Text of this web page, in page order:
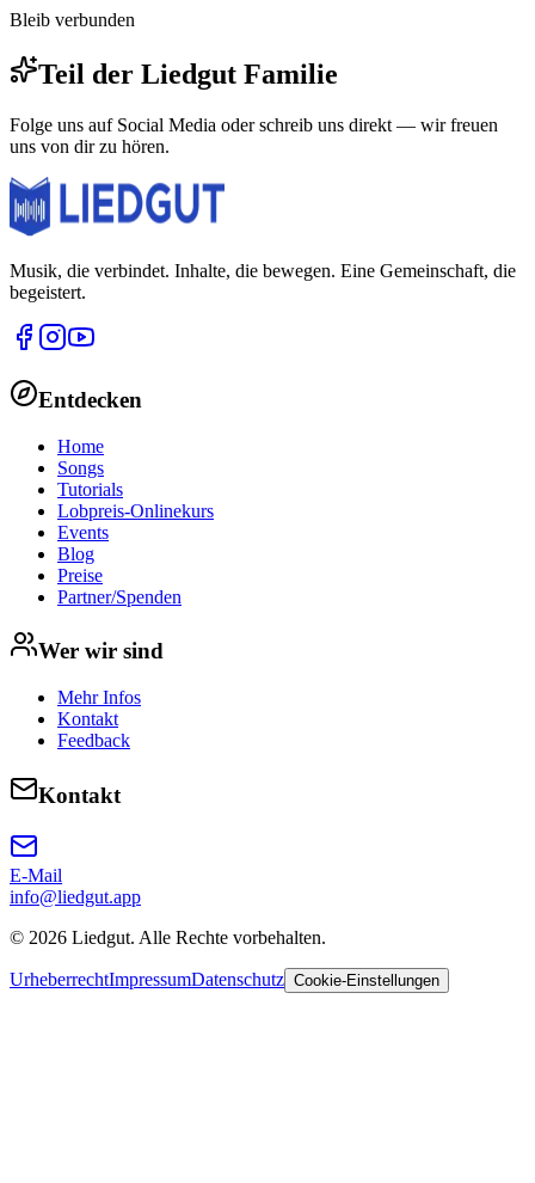
Bleib verbunden
Teil der Liedgut Familie
Folge uns auf Social Media oder schreib uns direkt — wir freuen
uns von dir zu hören.
Musik, die verbindet. Inhalte, die bewegen. Eine Gemeinschaft, die
begeistert.
Entdecken
Home
Songs
Tutorials
Lobpreis-Onlinekurs
Events
Blog
Preise
Partner/Spenden
Wer wir sind
Mehr Infos
Kontakt
Feedback
Kontakt
E-Mail
info@liedgut.app
© 2026 Liedgut. Alle Rechte vorbehalten.
UrheberrechtImpressumDatenschutz Cookie-Einstellungen